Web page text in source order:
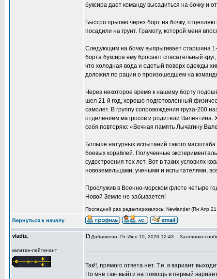
буксира дает команду высадиться на бочку
Быстро прыгаю через борт на бочку,
посадили на грунт. Грамоту, которой меня
Следующим на бочку выпрыгивает старшина
борта буксира ему бросают спасательный
что холодная вода и одетый поверх одежды
доложил по рации о произошедшем на
Через некоторое время к нашему борту
шел 21-й год, хорошо подготовленный
самолет. В группу сопровождения груза-200
отделением матросов и родители
себя повторяю: «Вечная память Лычагину
Больше натурных испытаний такого
боевых кораблей. Полученные
судостроения тех лет. Вот в таких условиях
новоземельцами, учеными и испытателями,
Прослужив в Военно-морском флоте четыре
Новой Земле не забывается!
Последний раз редактировалось: Newlander (Пн Апр
Вернуться к началу
vladiz.
капитан-лейтенант
Добавлено: Пт Июн 19, 2020 12:43 Заголовок
Так!!, прямого ответа нет. Т.е. в вариант
По мне так- выйти на помощь в первый